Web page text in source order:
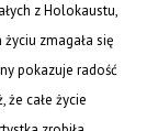
z Holokaustu,
zmagała się
pokazuje radość
całe życie